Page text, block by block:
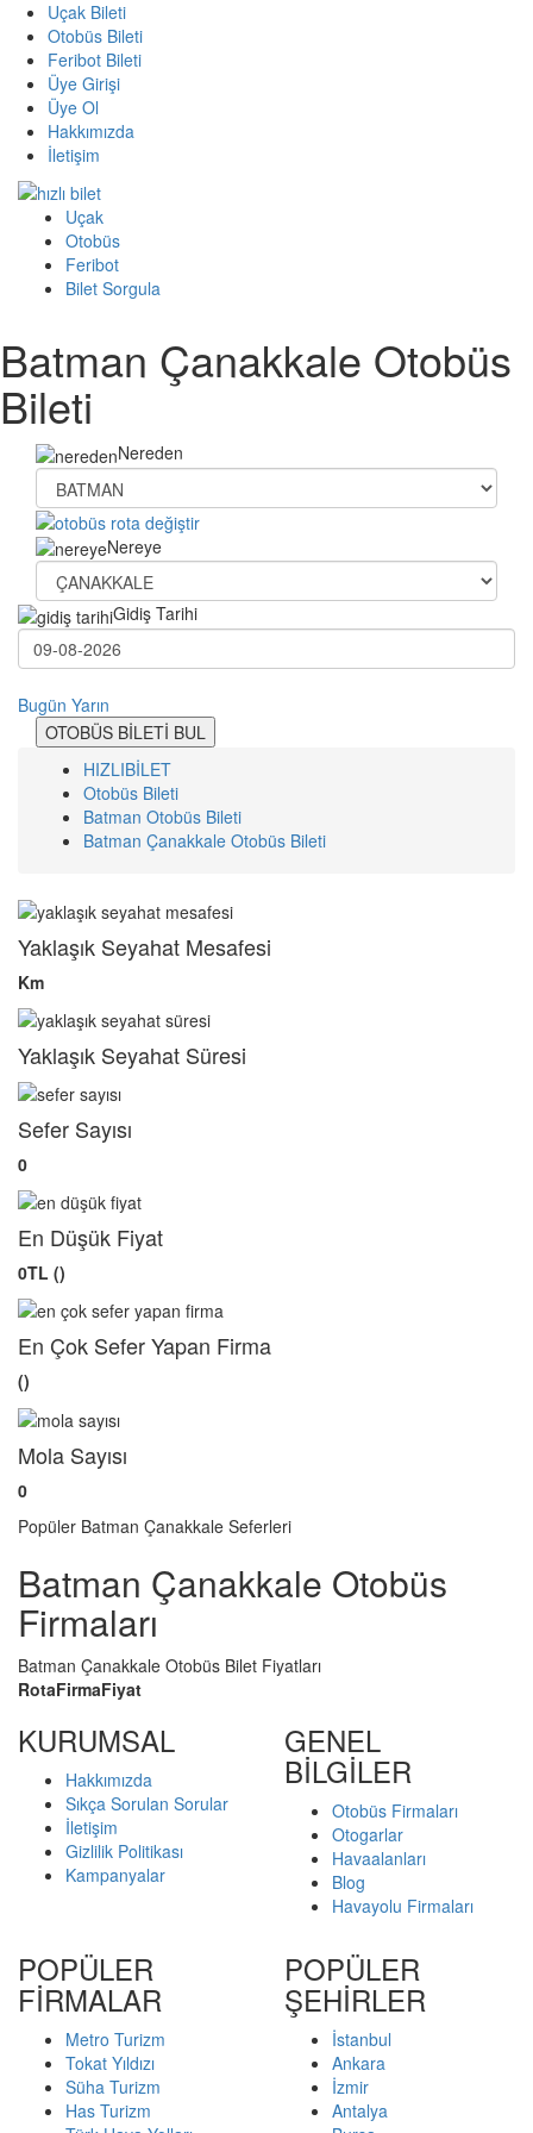
Uçak Bileti
Otobüs Bileti
Feribot Bileti
Üye Girişi
Üye Ol
Hakkımızda
İletişim
Uçak
Otobüs
Feribot
Bilet Sorgula
Batman Çanakkale Otobüs
Bileti
Nereden
Nereye
Gidiş Tarihi
Bugün Yarın
OTOBÜS BİLETİ BUL
HIZLIBİLET
Otobüs Bileti
Batman Otobüs Bileti
Batman Çanakkale Otobüs Bileti
Yaklaşık Seyahat Mesafesi
Km
Yaklaşık Seyahat Süresi
Sefer Sayısı
0
En Düşük Fiyat
0TL ()
En Çok Sefer Yapan Firma
()
Mola Sayısı
0
Popüler Batman Çanakkale Seferleri
Batman Çanakkale Otobüs
Firmaları
Batman Çanakkale Otobüs Bilet Fiyatları
RotaFirmaFiyat
KURUMSAL
Hakkımızda
Sıkça Sorulan Sorular
İletişim
Gizlilik Politikası
Kampanyalar
GENEL
BİLGİLER
Otobüs Firmaları
Otogarlar
Havaalanları
Blog
Havayolu Firmaları
POPÜLER
FİRMALAR
Metro Turizm
Tokat Yıldızı
Süha Turizm
Has Turizm
POPÜLER
ŞEHİRLER
İstanbul
Ankara
İzmir
Antalya